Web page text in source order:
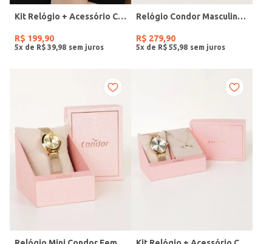
Kit Relógio + Acessório Condor Feminino PRATA
R$ 199,90
5x de R$ 39 98
Relógio Condor Masculino PRATA
R$ 279,90
5x de R$ 55 98